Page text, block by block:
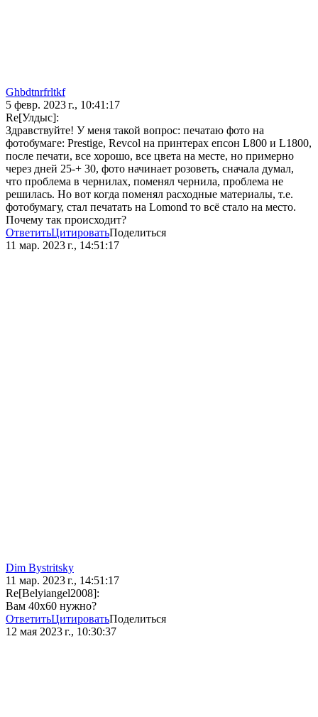
Ghbdtnrfrltkf
5 февр. 2023 г., 10:41:17
Re[Улдыс]:
Здравствуйте! У меня такой вопрос: печатаю фото на
фотобумаге: Prestige, Revcol на принтерах епсон L800 и L1800,
после печати, все хорошо, все цвета на месте, но примерно
через дней 25-+ 30, фото начинает розоветь, сначала думал,
что проблема в чернилах, поменял чернила, проблема не
решилась. Но вот когда поменял расходные материалы, т.е.
фотобумагу, стал печатать на Lomond то всё стало на место.
Почему так происходит?
ОтветитьЦитироватьПоделиться
11 мар. 2023 г., 14:51:17
Dim Bystritsky
11 мар. 2023 г., 14:51:17
Re[Belyiangel2008]:
Вам 40х60 нужно?
ОтветитьЦитироватьПоделиться
12 мая 2023 г., 10:30:37